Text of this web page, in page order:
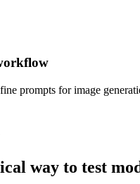
prompts for image
way to test